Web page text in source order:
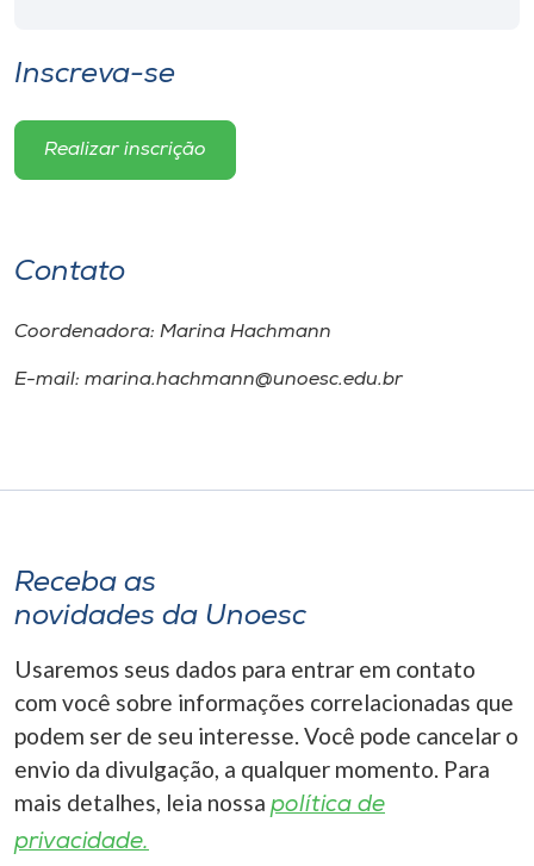
Inscreva-se
Realizar inscrição
Contato
Coordenadora: Marina Hachmann
E-mail: marina.hachmann@unoesc.edu.br
Receba as
novidades da Unoesc
Usaremos seus dados para entrar em contato
com você sobre informações correlacionadas que
podem ser de seu interesse. Você pode cancelar o
envio da divulgação, a qualquer momento. Para
mais detalhes, leia nossa política de
privacidade.